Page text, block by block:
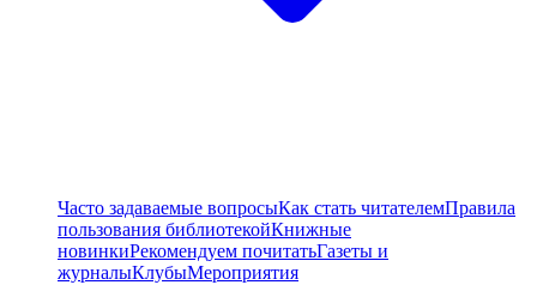
Часто задаваемые вопросыКак стать читателемПравила
пользования библиотекойКнижные
новинкиРекомендуем почитатьГазеты и
журналыКлубыМероприятия